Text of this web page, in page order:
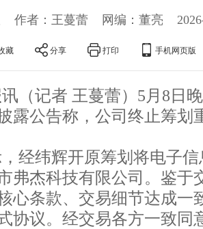
作者：王蔓蕾 网编：董亮
藏 分享 打印 手机网页版
讯（记者 王蔓蕾）5月8日
披露公告称，公司终止筹划
经纬辉开原筹划将电子
弗杰科技有限公司。鉴于
心条款、交易细节达成一
协议。经交易各方一致同